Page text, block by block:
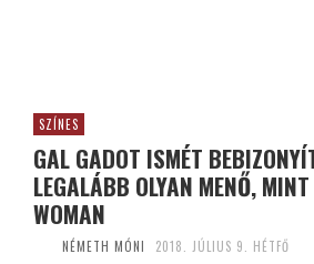
SZÍNES
GAL GADOT ISMÉT
LEGALÁBB OLYAN MENŐ,
WOMAN
NÉMETH MÓNI 2018. JÚLIUS 9. HÉTFŐ